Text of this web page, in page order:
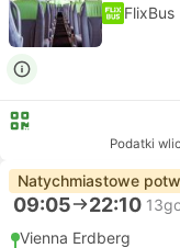
FlixBus
Podatki
Natychmiastowe
09:05 22:10
Vienna Erdberg